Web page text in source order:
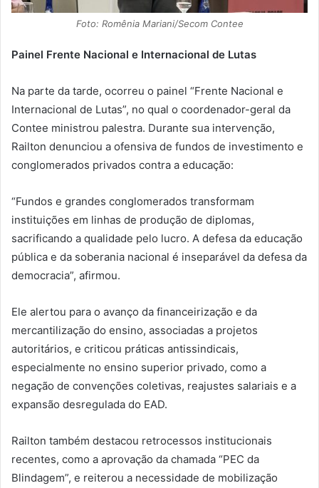
Foto: Romênia Mariani/Secom Contee
Painel Frente Nacional e Internacional de Lutas
Na parte da tarde, ocorreu o painel “Frente Nacional e
Internacional de Lutas”, no qual o coordenador-geral da
Contee ministrou palestra. Durante sua intervenção,
Railton denunciou a ofensiva de fundos de investimento e
conglomerados privados contra a educação:
“Fundos e grandes conglomerados transformam
instituições em linhas de produção de diplomas,
sacrificando a qualidade pelo lucro. A defesa da educação
pública e da soberania nacional é inseparável da defesa da
democracia”, afirmou.
Ele alertou para o avanço da financeirização e da
mercantilização do ensino, associadas a projetos
autoritários, e criticou práticas antissindicais,
especialmente no ensino superior privado, como a
negação de convenções coletivas, reajustes salariais e a
expansão desregulada do EAD.
Railton também destacou retrocessos institucionais
recentes, como a aprovação da chamada “PEC da
Blindagem”, e reiterou a necessidade de mobilização